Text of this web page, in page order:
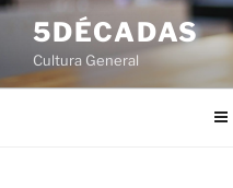
Saltar
contenido
5DÉCADAS
Cultura General